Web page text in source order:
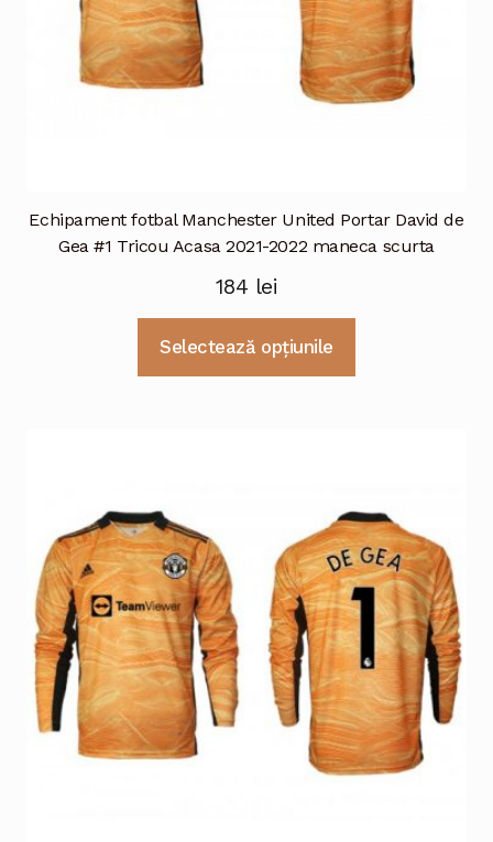
produsului.
Echipament fotbal Manchester United Portar David de
Gea #1 Tricou Acasa 2021-2022 maneca scurta
184 lei
Selectează opțiunile
Opțiunile
pot
fi
alese
în
pagina
produsului.